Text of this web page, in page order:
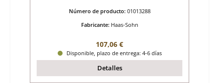
Número de producto: 01013288
Fabricante: Haas-Sohn
Precio normal:
107,06 €
Disponible, plazo de entrega: 4-6 días
Detalles